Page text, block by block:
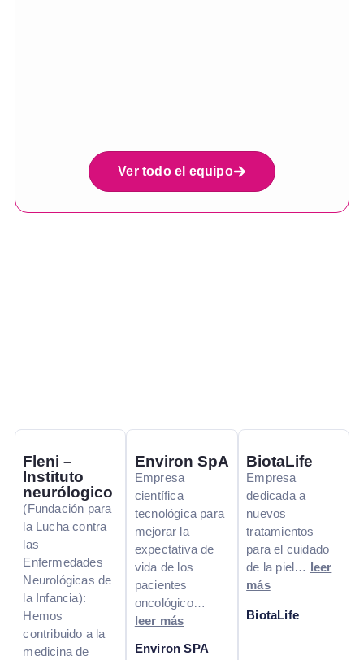
Ver todo el equipo
Fleni –
Instituto
neurólogico
(Fundación para
la Lucha contra
las
Enfermedades
Neurológicas de
la Infancia):
Hemos
contribuido a la
medicina de
Environ SpA
Empresa
científica
tecnológica para
mejorar la
expectativa de
vida de los
pacientes
oncológico…
leer más
Environ SPA
BiotaLife
Empresa
dedicada a
nuevos
tratamientos
para el cuidado
de la piel… leer
más
BiotaLife